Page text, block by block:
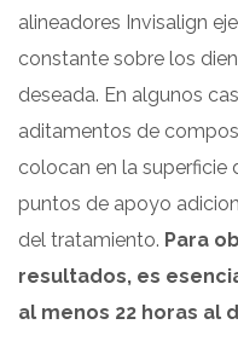
alineadores Invisalign
constante sobre los
deseada. En algunos
aditamentos de
colocan en la superficie
puntos de apoyo
del tratamiento. Para
resultados, es
al menos 22 horas al